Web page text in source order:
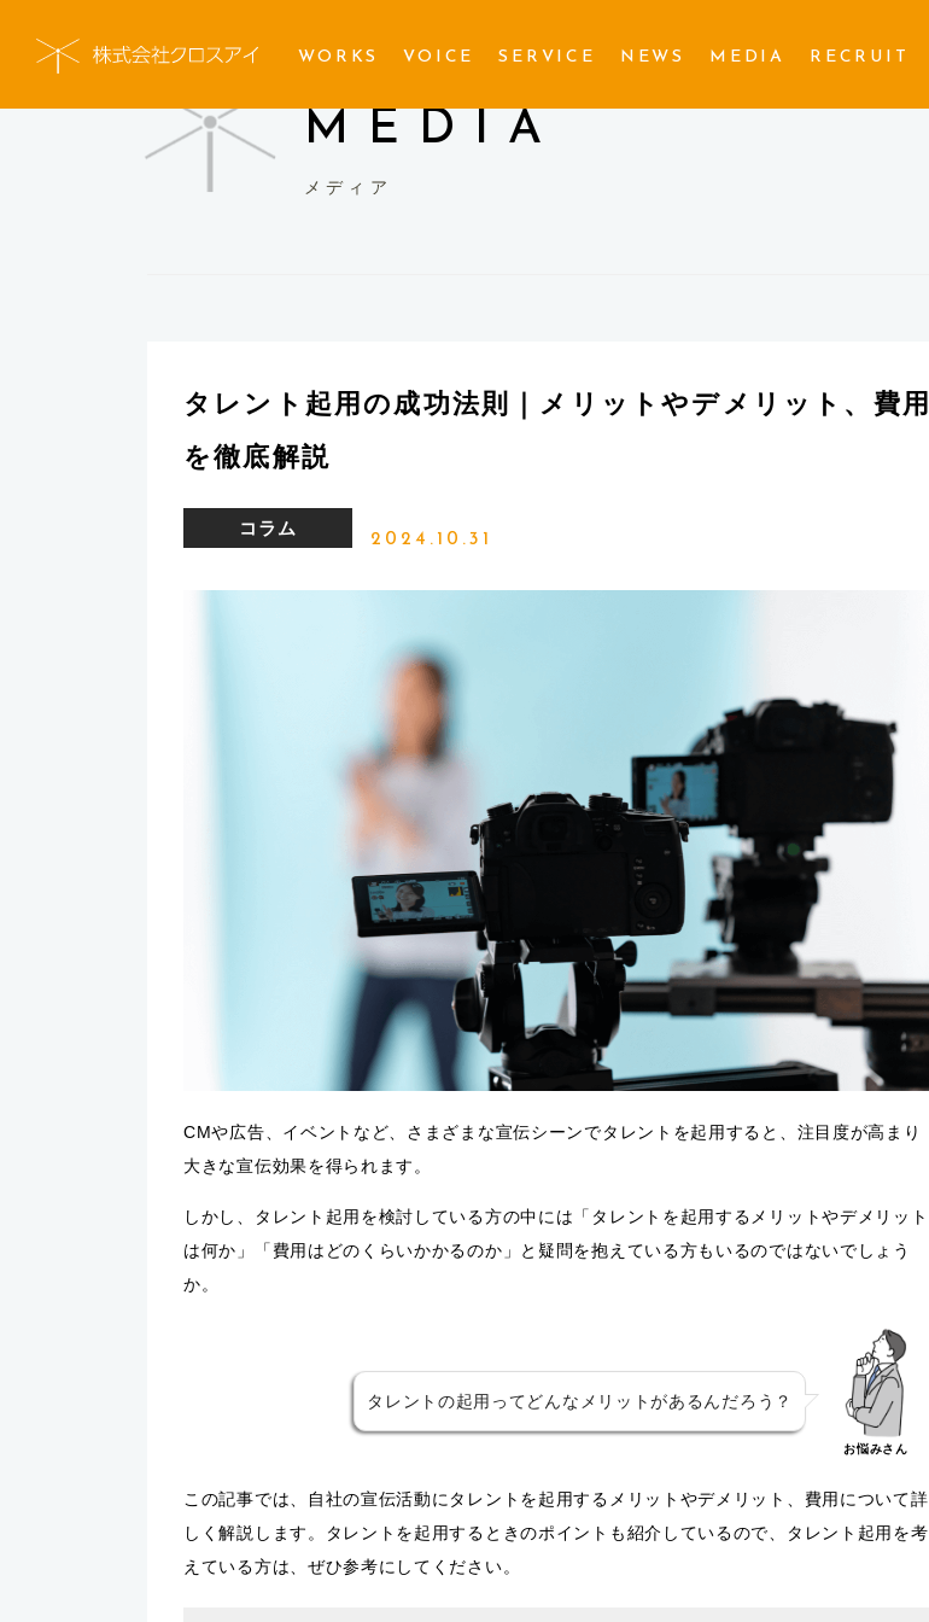
WORKS VOICE SERVICE NEWS MEDIA RECRUIT
MEDIA
メディア
タレント起用の成功法則｜メリットやデメリット、費用
を徹底解説
コラム
2024.10.31
CMや広告、イベントなど、さまざまな宣伝シーンでタレントを起用すると、注目度が高まり
大きな宣伝効果を得られます。
しかし、タレント起用を検討している方の中には「タレントを起用するメリットやデメリット
は何か」「費用はどのくらいかかるのか」と疑問を抱えている方もいるのではないでしょう
か。
タレントの起用ってどんなメリットがあるんだろう？
お悩みさん
この記事では、自社の宣伝活動にタレントを起用するメリットやデメリット、費用について詳
しく解説します。タレントを起用するときのポイントも紹介しているので、タレント起用を考
えている方は、ぜひ参考にしてください。